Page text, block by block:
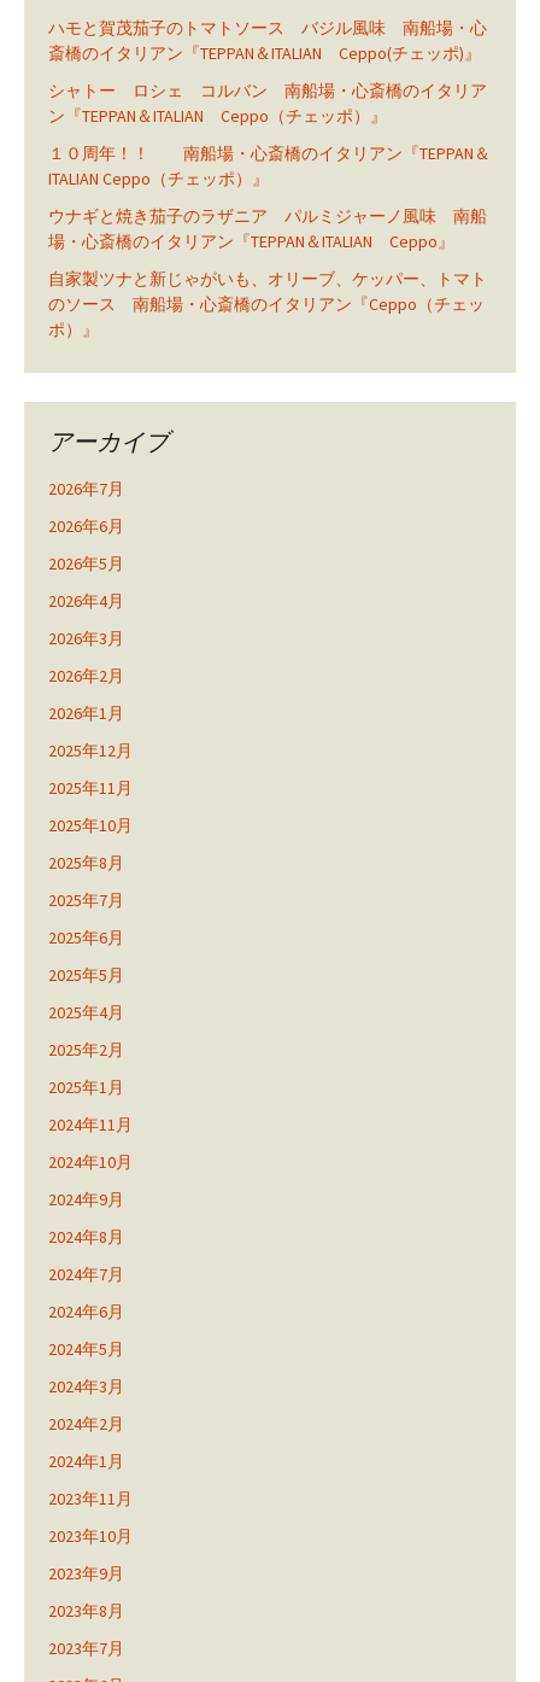
ハモと賀茂茄子のトマトソース バジル風味 南船場・心
斎橋のイタリアン『TEPPAN＆ITALIAN Ceppo(チェッポ)』
シャトー ロシェ コルバン 南船場・心斎橋のイタリア
ン『TEPPAN＆ITALIAN Ceppo（チェッポ）』
１０周年！！ 南船場・心斎橋のイタリアン『TEPPAN＆
ITALIAN Ceppo（チェッポ）』
ウナギと焼き茄子のラザニア パルミジャーノ風味 南船
場・心斎橋のイタリアン『TEPPAN＆ITALIAN Ceppo』
自家製ツナと新じゃがいも、オリーブ、ケッパー、トマト
のソース 南船場・心斎橋のイタリアン『Ceppo（チェッ
ポ）』
アーカイブ
2026年7月
2026年6月
2026年5月
2026年4月
2026年3月
2026年2月
2026年1月
2025年12月
2025年11月
2025年10月
2025年8月
2025年7月
2025年6月
2025年5月
2025年4月
2025年2月
2025年1月
2024年11月
2024年10月
2024年9月
2024年8月
2024年7月
2024年6月
2024年5月
2024年3月
2024年2月
2024年1月
2023年11月
2023年10月
2023年9月
2023年8月
2023年7月